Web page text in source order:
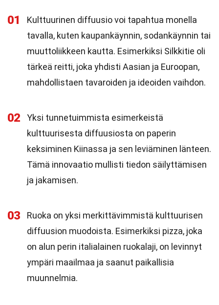
01
Kulttuurinen diffuusio voi tapahtua monella
tavalla, kuten kaupankäynnin, sodankäynnin tai
muuttoliikkeen kautta. Esimerkiksi Silkkitie oli
tärkeä reitti, joka yhdisti Aasian ja Euroopan,
mahdollistaen tavaroiden ja ideoiden vaihdon.
02
Yksi tunnetuimmista esimerkeistä
kulttuurisesta diffuusiosta on paperin
keksiminen Kiinassa ja sen leviäminen länteen.
Tämä innovaatio mullisti tiedon säilyttämisen
ja jakamisen.
03
Ruoka on yksi merkittävimmistä kulttuurisen
diffuusion muodoista. Esimerkiksi pizza, joka
on alun perin italialainen ruokalaji, on levinnyt
ympäri maailmaa ja saanut paikallisia
muunnelmia.